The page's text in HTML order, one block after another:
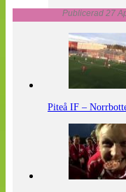
Publicerad 27
Piteå IF –